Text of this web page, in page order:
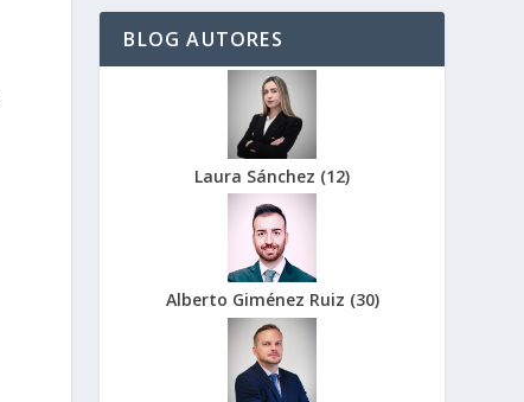
BLOG AUTORES
Laura Sánchez (12)
Alberto Giménez Ruiz (30)